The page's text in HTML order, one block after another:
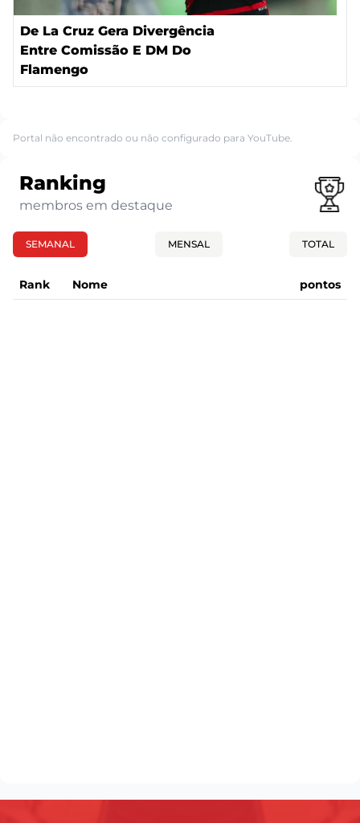
De La Cruz Gera Divergência
Entre Comissão E DM Do
Flamengo
Portal não encontrado ou não configurado para YouTube.
Ranking
membros em destaque
SEMANAL MENSAL TOTAL
Rank Nome pontos